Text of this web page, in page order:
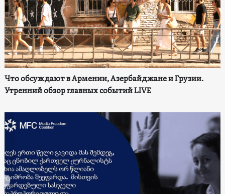
Что обсуждают в Армении, Азербайджане и Грузии.
Утренний обзор главных событий LIVE